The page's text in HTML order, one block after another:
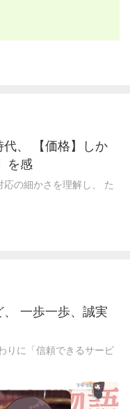
代、 【価格】しか
を感
の細かさを理解し、 た
一歩一歩、誠実
りに「信頼できるサービ